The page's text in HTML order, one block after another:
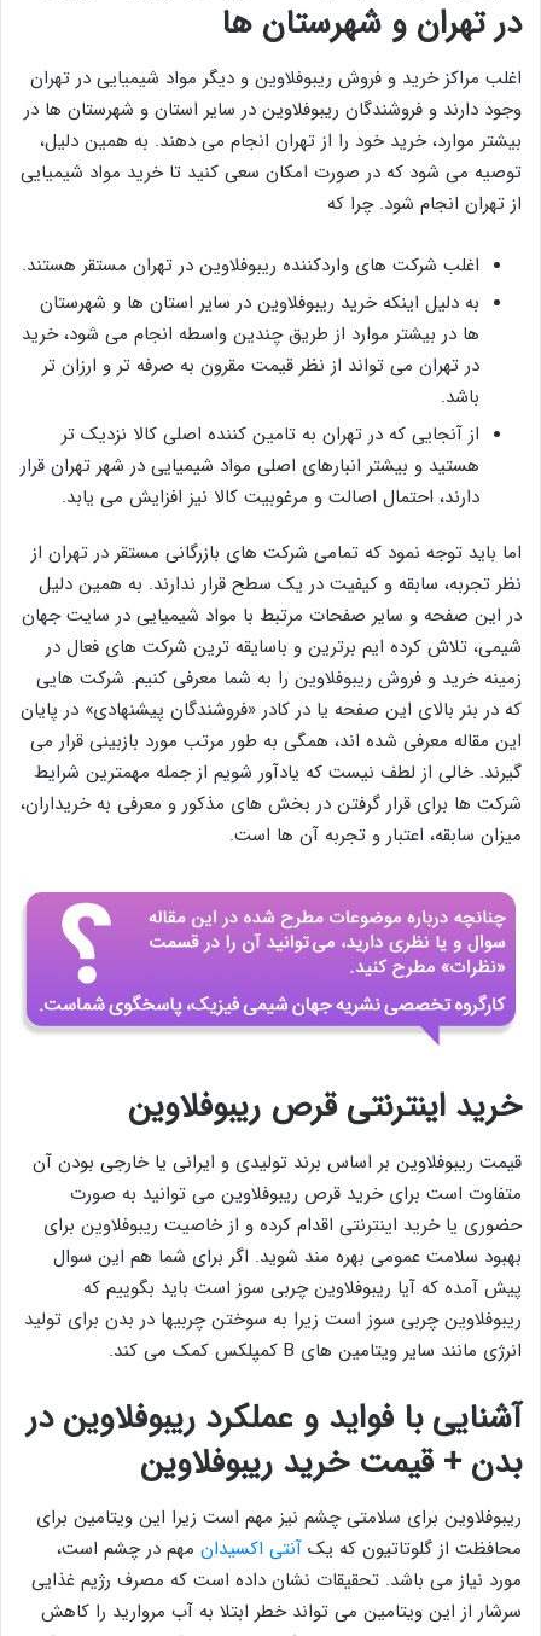
در تهران و شهرستان‌ ها
اغلب مراکز خرید و فروش ریبوفلاوین و دیگر مواد شیمیایی در تهران
وجود دارند و فروشندگان ریبوفلاوین در سایر استان و شهرستان ها در
بیشتر موارد، خرید خود را از تهران انجام می دهند. به همین دلیل،
توصیه می شود که در صورت امکان سعی کنید تا خرید مواد شیمیایی
از تهران انجام شود. چرا که
اغلب شرکت های واردکننده ریبوفلاوین در تهران مستقر هستند.
به دلیل اینکه خرید ریبوفلاوین در سایر استان ها و شهرستان
ها در بیشتر موارد از طریق چندین واسطه انجام می شود، خرید
در تهران می تواند از نظر قیمت مقرون به صرفه تر و ارزان تر
باشد.
از آنجایی که در تهران به تامین کننده اصلی کالا نزدیک تر
هستید و بیشتر انبارهای اصلی مواد شیمیایی در شهر تهران قرار
دارند، احتمال اصالت و مرغوبیت کالا نیز افزایش می یابد.
اما باید توجه نمود که تمامی شرکت های بازرگانی مستقر در تهران از
نظر تجربه، سابقه و کیفیت در یک سطح قرار ندارند. به همین دلیل
در این صفحه و سایر صفحات مرتبط با مواد شیمیایی در سایت جهان
شیمی، تلاش کرده ایم برترین و باسایقه ترین شرکت های فعال در
زمینه خرید و فروش ریبوفلاوین را به شما معرفی کنیم. شرکت هایی
که در بنر بالای این صفحه یا در کادر «فروشندگان پیشنهادی» در پایان
این مقاله معرفی شده اند، همگی به طور مرتب مورد بازبینی قرار می
گیرند. خالی از لطف نیست که یادآور شویم از جمله مهمترین شرایط
شرکت ها برای قرار گرفتن در بخش های مذکور و معرفی به خریداران،
میزان سابقه، اعتبار و تجربه آن ها است.
خرید اینترنتی قرص ریبوفلاوین
قیمت ریبوفلاوین بر اساس برند تولیدی و ایرانی یا خارجی بودن آن
متفاوت است برای خرید قرص ریبوفلاوین می توانید به صورت
حضوری یا خرید اینترنتی اقدام کرده و از خاصیت ریبوفلاوین برای
بهبود سلامت عمومی بهره مند شوید. اگر برای شما هم این سوال
پیش آمده که آیا ریبوفلاوین چربی سوز است باید بگوییم که
ریبوفلاوین چربی سوز است زیرا به سوختن چربیها در بدن برای تولید
انرژی مانند سایر ویتامین های B کمپلکس کمک می کند.
آشنایی با فواید و عملکرد ریبوفلاوین در
بدن + قیمت خرید ریبوفلاوین
ریبوفلاوین برای سلامتی چشم نیز مهم است زیرا این ویتامین برای
محافظت از گلوتاتیون که یک آنتی اکسیدان مهم در چشم است،
مورد نیاز می باشد. تحقیقات نشان داده است که مصرف رژیم غذایی
سرشار از این ویتامین می تواند خطر ابتلا به آب مروارید را کاهش